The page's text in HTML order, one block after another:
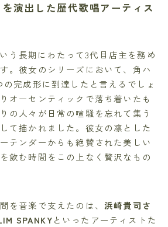
演出した歴代歌唱アーティス
う長期にわたって3代目店主を務め
。彼女のシリーズにおいて、角ハ
完成形に到達したと言えるでしょ
オーセンティックで落ち着いたも
の人々が日常の喧騒を忘れて集う
て描かれました。彼女の凛とした
テンダーからも絶賛された美しい
飲む時間をこの上なく贅沢なもの
を音楽で支えたのは、 浜崎貴司さ
SPANKYといったアーティストた